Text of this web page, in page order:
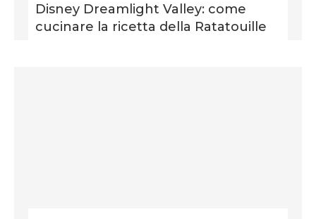
Disney Dreamlight Valley: come
cucinare la ricetta della Ratatouille